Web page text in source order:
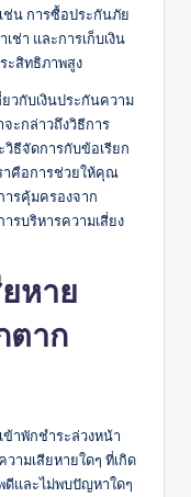
ช่น การซื้อประกันภัย
ช่า และการเก็บเงิน
ะสิทธิภาพสูง
วกับเงินประกันความ
จะกล่าวถึงวิธีการ
วิธีจัดการกับข้อเรียก
าคือการช่วยให้คุณ
ารคุ้มครองจาก
รบริหารความเสี่ยง
หาย
ตาก
ข้าพักชำระล่วงหน้า
ามเสียหายใดๆ ที่เกิด
ดีและไม่พบปัญหาใดๆ